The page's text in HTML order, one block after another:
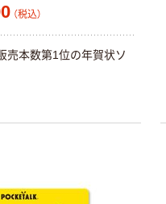
（税込）
売本数第1位の年賀状ソ